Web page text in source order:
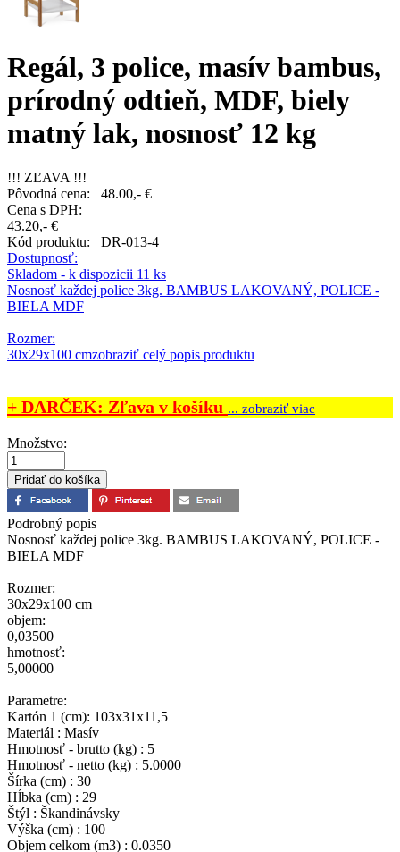
Regál, 3 police, masív bambus,
prírodný odtieň, MDF, biely
matný lak, nosnosť 12 kg
!!! ZĽAVA !!!
Pôvodná cena:
48.00,- €
Cena s DPH:
43.20,- €
Kód produktu: DR-013-4
Dostupnosť:
Skladom - k dispozicii 11 ks
Nosnosť každej police 3kg. BAMBUS LAKOVANÝ, POLICE -
BIELA MDF
Rozmer:
30x29x100 cmzobraziť celý popis produktu
+ DARČEK: Zľava v košíku ... zobraziť viac
Množstvo:
Podrobný popis
Nosnosť každej police 3kg. BAMBUS LAKOVANÝ, POLICE -
BIELA MDF
Rozmer:
30x29x100 cm
objem:
0,03500
hmotnosť:
5,00000
Parametre:
Kartón 1 (cm): 103x31x11,5
Materiál : Masív
Hmotnosť - brutto (kg) : 5
Hmotnosť - netto (kg) : 5.0000
Šírka (cm) : 30
Hĺbka (cm) : 29
Štýl : Škandinávsky
Výška (cm) : 100
Objem celkom (m3) : 0.0350